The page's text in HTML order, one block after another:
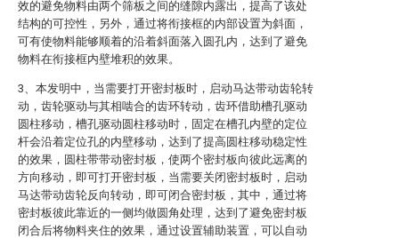
效的避免物料由两个筛板之间的缝隙内露出，提高了该处
结构的可控性，另外，通过将衔接框的内部设置为斜面，
可有使物料能够顺着的沿着斜面落入圆孔内，达到了避免
物料在衔接框内壁堆积的效果。
3、本发明中，当需要打开密封板时，启动马达带动齿轮转
动，齿轮驱动与其相啮合的齿环转动，齿环借助槽孔驱动
圆柱移动，槽孔驱动圆柱移动时，固定在槽孔内壁的定位
杆会沿着定位孔的内壁移动，达到了提高圆柱移动稳定性
的效果，圆柱带带动密封板，使两个密封板向彼此远离的
方向移动，即可打开密封板，当需要关闭密封板时，启动
马达带动齿轮反向转动，即可闭合密封板，其中，通过将
密封板彼此靠近的一侧均做圆角处理，达到了避免密封板
闭合后将物料夹住的效果，通过设置辅助装置，可以自动